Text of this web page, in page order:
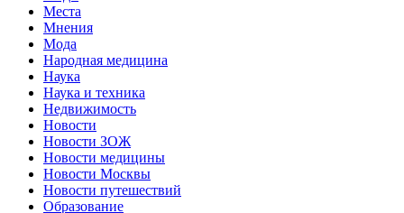
Места
Мнения
Мода
Народная медицина
Наука
Наука и техника
Недвижимость
Новости
Новости ЗОЖ
Новости медицины
Новости Москвы
Новости путешествий
Образование